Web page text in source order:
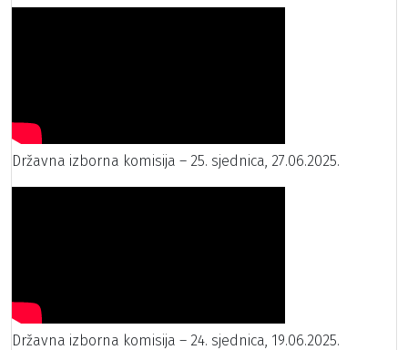
Državna izborna komisija – 25. sjednica, 27.06.2025.
Državna izborna komisija – 24. sjednica, 19.06.2025.